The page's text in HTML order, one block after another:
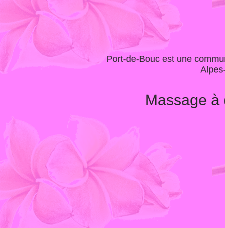
Port-de-Boucest une
Massage à